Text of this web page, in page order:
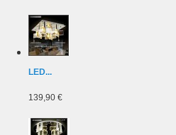
LED...
139,90 €